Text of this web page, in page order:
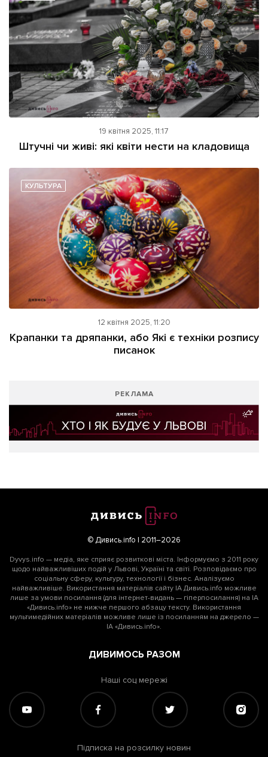
19 квітня 2025, 11:17
Штучні чи живі: які квіти нести на кладовища
КУЛЬТУРА
12 квітня 2025, 11:20
Крапанки та дряпанки, або Які є техніки розпису
писанок
РЕКЛАМА
© Дивись.info | 2011–2026
Dyvys.info — медіа, яке сприяє розвиткові міста. Інформуємо з 2011 року
щодо найважливіших подій у Львові, Україні та світі. Розповідаємо про
соціальну сферу, культуру, технології і бізнес. Аналізуємо
найважливіше. Використання матеріалів сайту ІА Дивись.info можливе
лише за умови посилання (для інтернет-видань — гіперпосилання) на ІА
«Дивись.info» не нижче першого абзацу тексту. Використання
мультимедійних матеріалів можливе лише із посиланням на джерело —
ІА «Дивись.info».
ДИВИМОСЬ РАЗОМ
Наші соц мережі
Підписка на розсилку новин